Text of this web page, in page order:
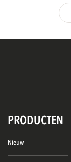
PRODUCTEN
Nieuw